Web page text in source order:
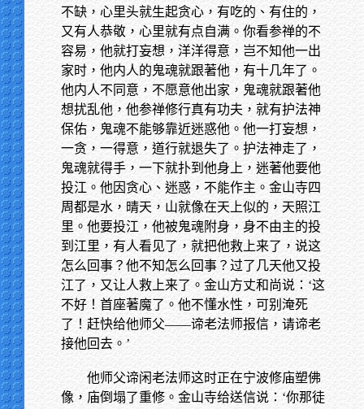
不缺，心里头就生起贪心，有吃的、有住的，
又有人恭敬，心里就有点自满。你看参禅的不
容易，他就打妄想，洋洋得意，岂不知他一出
家时，他内人的鬼魂就跟著他，有十几年了。
他内人不同意，不愿意他出家，鬼魂就跟著他
想扰乱他，他参禅修行真有功夫，就有护法神
保佑，鬼魂不能够靠近迷惑他。他一打妄想，
一贪，一得意，道行就退失了。护法神走了，
鬼魂就得手，一下就扑到他身上，迷著他要他
投江。他因贪心、迷惑，不能作主。金山寺四
周都是水，晴天，山就像在天上似的，天照江
里。他要投江，他被鬼魂附身，身不由主的投
到江里，有人看见了，就把他救上来了，说这
怎么回事？他不知怎么回事？过了几天他又投
江了，又让人救上来了。金山方丈和尚说：‘这
不好！首座著魔了。他不懂水性，可别淹死
了！赶快给他师父——谛老法师报信，请谛老
接他回去。’
他师父谛闲老法师这时正在宁波修庙塑佛
像，庙倒塌了重修。金山寺给送信说：‘你那徒